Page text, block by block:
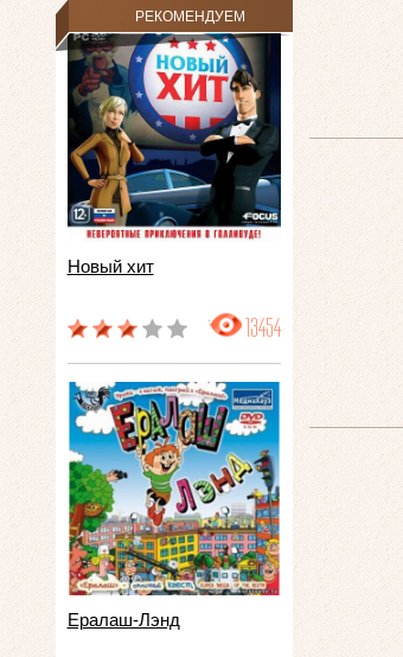
РЕКОМЕНДУЕМ
Новый хит
13454
Ералаш-Лэнд